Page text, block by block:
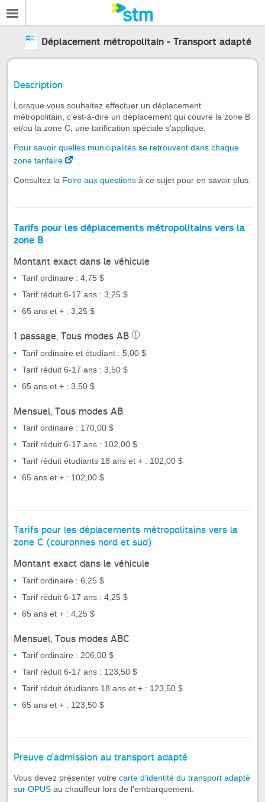
Déplacement métropolitain - Transport adapté
Description
Lorsque vous souhaitez effectuer un déplacement
métropolitain, c’est-à-dire un déplacement qui couvre la zone B
et/ou la zone C, une tarification spéciale s'applique.
Pour savoir quelles municipalités se retrouvent dans chaque
zone tarifaire
Consultez la Foire aux questions à ce sujet pour en savoir plus.
Tarifs pour les déplacements métropolitains vers la
zone B
Montant exact dans le véhicule
Tarif ordinaire : 4,75 $
Tarif réduit 6-17 ans : 3,25 $
65 ans et + : 3,25 $
1 passage, Tous modes AB 1
Tarif ordinaire et étudiant : 5,00 $
Tarif réduit 6-17 ans : 3,50 $
65 ans et + : 3,50 $
Mensuel, Tous modes AB
Tarif ordinaire : 170,00 $
Tarif réduit 6-17 ans : 102,00 $
Tarif réduit étudiants 18 ans et + : 102,00 $
65 ans et + : 102,00 $
Tarifs pour les déplacements métropolitains vers la
zone C (couronnes nord et sud)
Montant exact dans le véhicule
Tarif ordinaire : 6,25 $
Tarif réduit 6-17 ans : 4,25 $
65 ans et + : 4,25 $
Mensuel, Tous modes ABC
Tarif ordinaire : 206,00 $
Tarif réduit 6-17 ans : 123,50 $
Tarif réduit étudiants 18 ans et + : 123,50 $
65 ans et + : 123,50 $
Preuve d’admission au transport adapté
Vous devez présenter votre carte d’identité du transport adapté
sur OPUS au chauffeur lors de l’embarquement.